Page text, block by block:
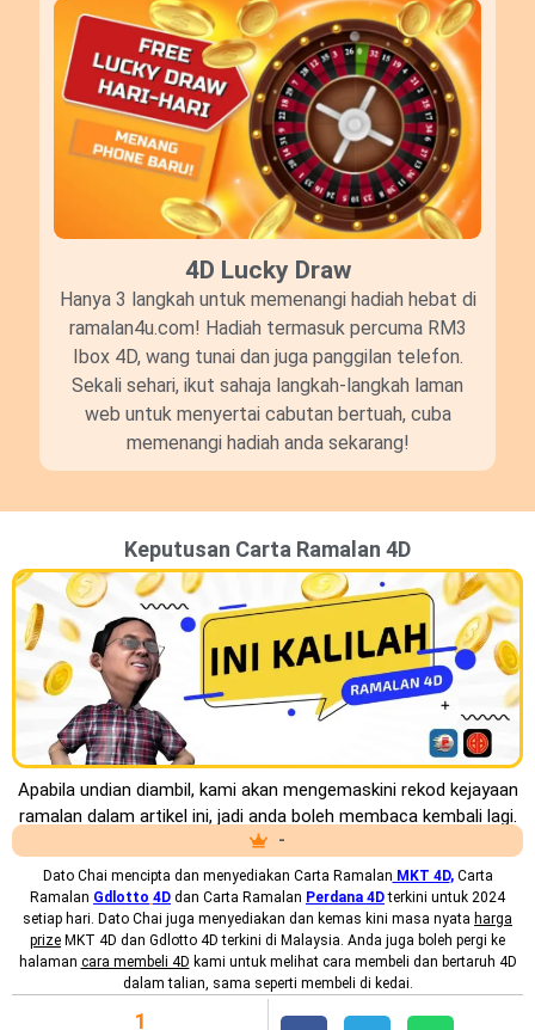
4D Lucky Draw​
Hanya 3 langkah untuk memenangi hadiah hebat di
ramalan4u.com! Hadiah termasuk percuma RM3
Ibox 4D, wang tunai dan juga panggilan telefon.
Sekali sehari, ikut sahaja langkah-langkah laman
web untuk menyertai cabutan bertuah, cuba
memenangi hadiah anda sekarang!
Keputusan Carta Ramalan 4D
Apabila undian diambil, kami akan mengemaskini rekod kejayaan
ramalan dalam artikel ini, jadi anda boleh membaca kembali lagi.
-
Dato Chai mencipta dan menyediakan Carta Ramalan MKT 4D,Carta
Ramalan Gdlotto 4D dan Carta Ramalan Perdana 4D terkini untuk 2024
setiap hari. Dato Chai juga menyediakan dan kemas kini masa nyata harga
prize MKT 4D dan Gdlotto 4D terkini di Malaysia. Anda juga boleh pergi ke
halaman cara membeli 4D kami untuk melihat cara membeli dan bertaruh 4D
dalam talian, sama seperti membeli di kedai.
1